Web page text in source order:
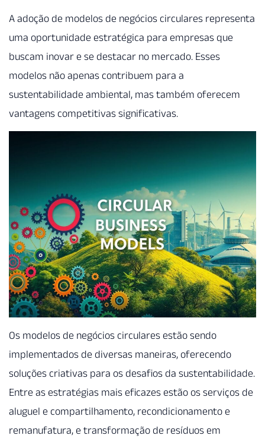
A adoção de modelos de negócios circulares representa
uma oportunidade estratégica para empresas que
buscam inovar e se destacar no mercado. Esses
modelos não apenas contribuem para a
sustentabilidade ambiental, mas também oferecem
vantagens competitivas significativas.
Os modelos de negócios circulares estão sendo
implementados de diversas maneiras, oferecendo
soluções criativas para os desafios da sustentabilidade.
Entre as estratégias mais eficazes estão os serviços de
aluguel e compartilhamento, recondicionamento e
remanufatura, e transformação de resíduos em